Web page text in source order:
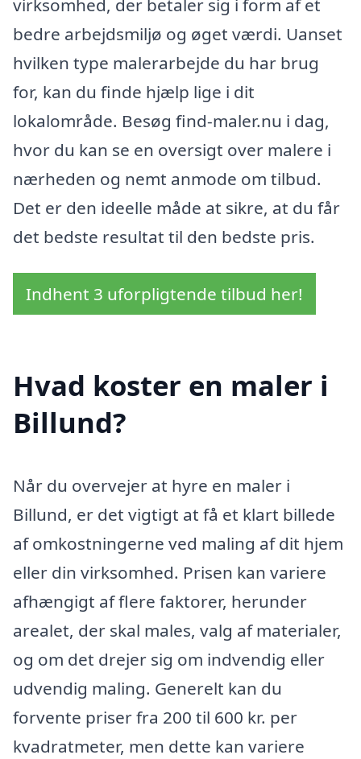
virksomhed, der betaler sig i form af et
bedre arbejdsmiljø og øget værdi. Uanset
hvilken type malerarbejde du har brug
for, kan du finde hjælp lige i dit
lokalområde. Besøg find-maler.nu i dag,
hvor du kan se en oversigt over malere i
nærheden og nemt anmode om tilbud.
Det er den ideelle måde at sikre, at du får
det bedste resultat til den bedste pris.
Indhent 3 uforpligtende tilbud her!
Hvad koster en maler i
Billund?
Når du overvejer at hyre en maler i
Billund, er det vigtigt at få et klart billede
af omkostningerne ved maling af dit hjem
eller din virksomhed. Prisen kan variere
afhængigt af flere faktorer, herunder
arealet, der skal males, valg af materialer,
og om det drejer sig om indvendig eller
udvendig maling. Generelt kan du
forvente priser fra 200 til 600 kr. per
kvadratmeter, men dette kan variere